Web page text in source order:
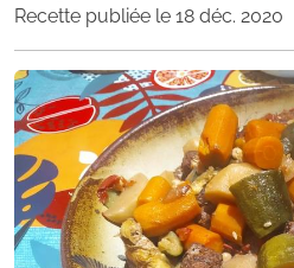
Recette publiée le 18 déc. 2020